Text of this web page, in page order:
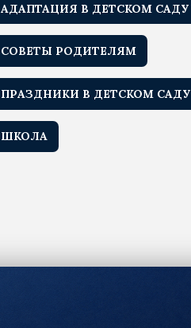
АДАПТАЦИЯ В ДЕТСКОМ САДУ
СОВЕТЫ РОДИТЕЛЯМ
ПРАЗДНИКИ В ДЕТСКОМ САДУ
ШКОЛА